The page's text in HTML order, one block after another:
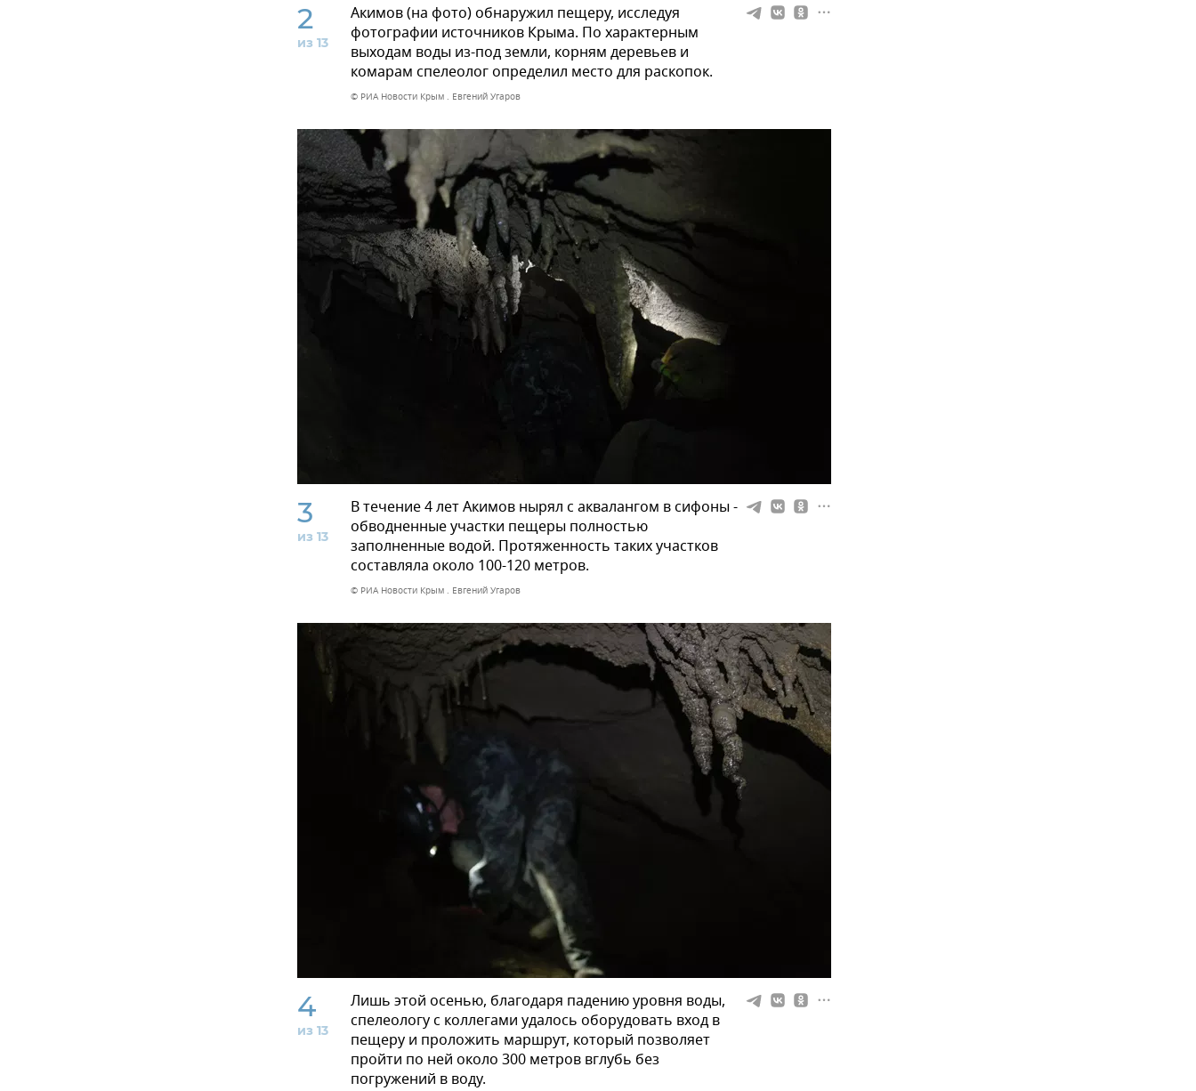
2
из 13
Акимов (на фото) обнаружил пещеру, исследуя
фотографии источников Крыма. По характерным
выходам воды из-под земли, корням деревьев и
комарам спелеолог определил место для раскопок.
© РИА Новости Крым . Евгений Угаров
3
из 13
В течение 4 лет Акимов нырял с аквалангом в сифоны -
обводненные участки пещеры полностью
заполненные водой. Протяженность таких участков
составляла около 100-120 метров.
© РИА Новости Крым . Евгений Угаров
4
из 13
Лишь этой осенью, благодаря падению уровня воды,
спелеологу с коллегами удалось оборудовать вход в
пещеру и проложить маршрут, который позволяет
пройти по ней около 300 метров вглубь без
погружений в воду.